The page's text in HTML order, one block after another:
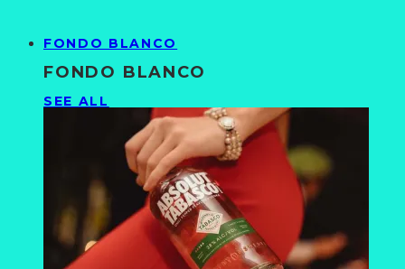
FONDO BLANCO
FONDO BLANCO
SEE ALL